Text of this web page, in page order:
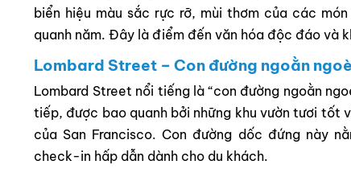
biển hiệu màu sắc rực rỡ, mùi thơm của các
quanh năm. Đây là điểm đến văn hóa độc đáo và
Lombard Street – Con đường ngoằn
Lombard Street nổi tiếng là “con đường ngoằn
tiếp, được bao quanh bởi những khu vườn tươi tốt
của San Francisco. Con đường dốc đứng này
check-in hấp dẫn dành cho du khách.